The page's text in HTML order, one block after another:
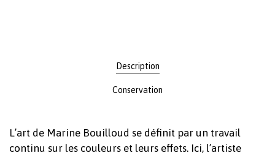
Description
Conservation
L’art de Marine Bouilloud se définit par un travail
continu sur les couleurs et leurs effets. Ici, l’artiste